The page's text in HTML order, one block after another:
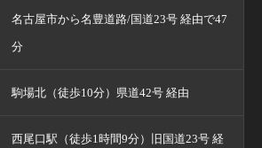
名古屋市から名豊道路/国道23号 経由で47
分
駒場北（徒歩10分）県道42号 経由
西尾口駅（徒歩1時間9分）旧国道23号 経